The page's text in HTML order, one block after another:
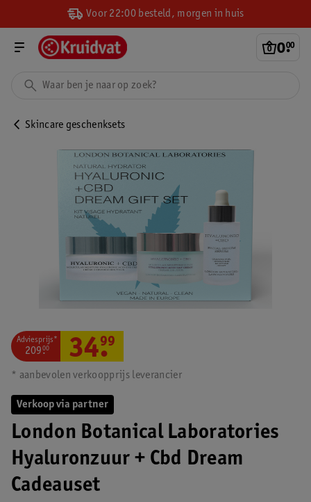
Voor 22:00 besteld, morgen in huis
0.
00
Skincare geschenksets
Verkoop via partner
London Botanical Laboratories
Hyaluronzuur + Cbd Dream
Cadeauset
Adviesprijs*
209.
00 34.
99
* aanbevolen verkoopprijs leverancier